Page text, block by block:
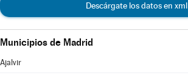
Descárgate los datos en xml
Municipios de Madrid
Ajalvir